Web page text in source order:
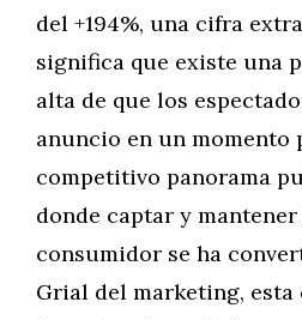
del +194%, una cifra
significa que existe una
alta de que los
anuncio en un momento
competitivo panorama
donde captar y
consumidor se ha
Grial del marketing,